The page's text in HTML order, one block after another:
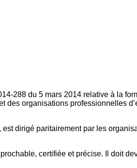
288 du 5 mars 2014 relative à la
organisations professionnelles
dirigé paritairement par les
certifiée et précise. Il doit